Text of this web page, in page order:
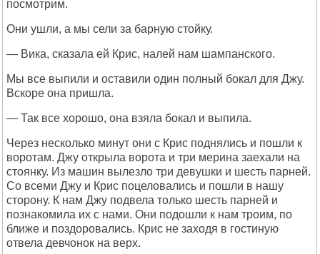
посмотрим.
Они ушли, а мы сели за барную стойку.
— Вика, сказала ей Крис, налей нам шампанского.
Мы все выпили и оставили один полный бокал для Джу.
Вскоре она пришла.
— Так все хорошо, она взяла бокал и выпила.
Через несколько минут они с Крис поднялись и пошли к
воротам. Джу открыла ворота и три мерина заехали на
стоянку. Из машин вылезло три девушки и шесть парней.
Со всеми Джу и Крис поцеловались и пошли в нашу
сторону. К нам Джу подвела только шесть парней и
познакомила их с нами. Они подошли к нам троим, по
ближе и поздоровались. Крис не заходя в гостиную
отвела девчонок на верх.